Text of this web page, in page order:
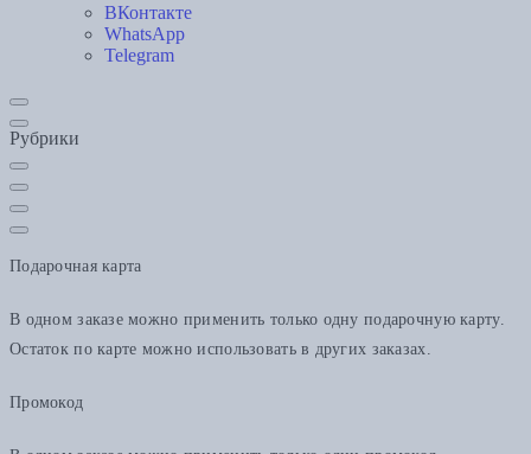
ВКонтакте
WhatsApp
Telegram
Рубрики
Подарочная карта
В одном заказе можно применить только одну подарочную карту.
Остаток по карте можно использовать в других заказах.
Промокод